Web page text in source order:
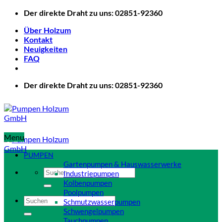
Zum
springen
Der direkte Draht zu uns: 02851-92360
Über Holzum
Kontakt
Neuigkeiten
FAQ
Der direkte Draht zu uns: 02851-92360
Suchen
nach:
Suchen
nach:
Menu
PUMPEN
Gartenpumpen & Hauswasserwerke
Industriepumpen
Kolbenpumpen
Poolpumpen
Schmutzwasserpumpen
Schwengelpumpen